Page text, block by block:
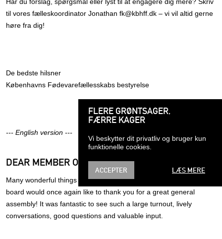
FLERE GRØNTSAGER,
FÆRRE KAGER
Vi beskytter dit privatliv og bruger kun
funktionelle cookies.
ACCEPTER LÆS MERE
til vores fælleskoordinator Jonathan fk@kbhff.dk – vi vil altid gerne
høre fra dig!
De bedste hilsner
Københavns Fødevarefællesskabs bestyrelse
--- English version ---
DEAR MEMBER OF KBHFF
Many wonderful things are happening in our cooperative – and the
board would once again like to thank you for a great general
assembly! It was fantastic to see such a large turnout, lively
conversations, good questions and valuable input.